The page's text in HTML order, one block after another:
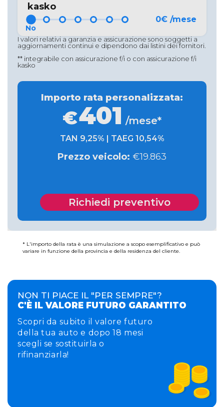
kasko
0€ /mese
I valori relativi a garanzia e assicurazione sono soggetti a
aggiornamenti continui e dipendono dai listini dei fornitori.
** integrabile con assicurazione f/i o con assicurazione f/i
kasko
Importo rata personalizzata:
€401 /mese*
TAN 9,25% | TAEG 10,54%
Prezzo veicolo: €19.863
Richiedi preventivo
* L'importo della rata è una simulazione a scopo esemplificativo e può
variare in funzione della provincia e della residenza del cliente.
NON TI PIACE IL "PER SEMPRE"?
C'È IL VALORE FUTURO GARANTITO
Scopri da subito il valore futuro
della tua auto e dopo 18 mesi
scegli se sostituirla o
rifinanziarla!